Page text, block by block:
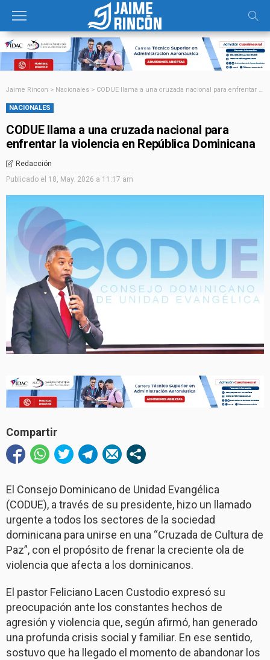
Jaime Rincon > Nacionales > CODUE llama a una cruzada nacional para enfrentar la violencia en República Dominicana
NACIONALES
CODUE llama a una cruzada nacional para
enfrentar la violencia en República Dominicana
Redacción
Publicado el 18, May. 2026 a 11:17 am
Compartir
El Consejo Dominicano de Unidad Evangélica
(CODUE), a través de su presidente, hizo un llamado
urgente a todos los sectores de la sociedad
dominicana para unirse en una “Cruzada de Cultura de
Paz”, con el propósito de frenar la creciente ola de
violencia que afecta a los dominicanos.
El pastor Feliciano Lacen Custodio expresó su
preocupación ante los constantes hechos de
agresión y violencia que, según afirmó, han generado
una profunda crisis social y familiar. En ese sentido,
sostuvo que ha llegado el momento de abandonar los